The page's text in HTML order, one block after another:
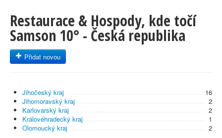
Restaurace & Hospody, kde točí
Samson 10° - Česká republika
Přidat novou
Jihočeský kraj
16
Jihomoravský kraj
2
Karlovarský kraj
2
Královéhradecký kraj
1
Olomoucký kraj
2